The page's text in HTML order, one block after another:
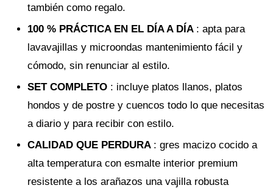
también como regalo.
100 % PRÁCTICA EN EL DÍA A DÍA : apta para
lavavajillas y microondas mantenimiento fácil y
cómodo, sin renunciar al estilo.
SET COMPLETO : incluye platos llanos, platos
hondos y de postre y cuencos todo lo que necesitas
a diario y para recibir con estilo.
CALIDAD QUE PERDURA : gres macizo cocido a
alta temperatura con esmalte interior premium
resistente a los arañazos una vajilla robusta